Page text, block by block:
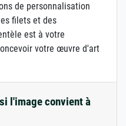
de personnalisation
filets et des
est à votre
votre œuvre d'art
l'image convient à